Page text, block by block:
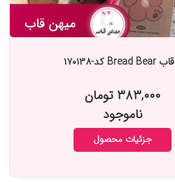
قاب Bread Bear کد-۱۷۰۱۳۸
۳۸۳,۰۰۰ تومان
ناموجود
جزئیات محصول